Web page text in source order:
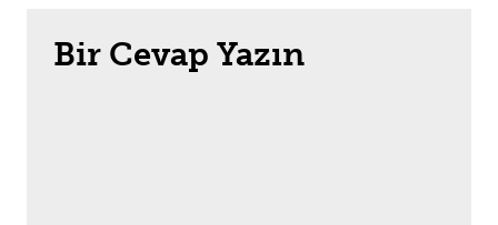
Bir Cevap Yazın